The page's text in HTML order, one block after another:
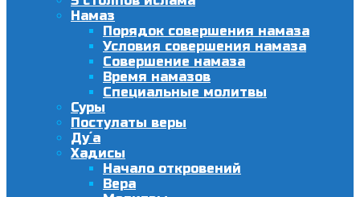
Намаз
Порядок совершения намаза
Условия совершения намаза
Совершение намаза
Время намазов
Специальные молитвы
Суры
Постулаты веры
Ду´а
Хадисы
Начало откровений
Вера